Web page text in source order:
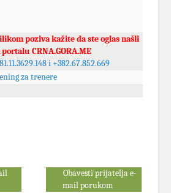
poziva kažite da ste oglas našli
portalu CRNA.GORA.ME
i +382.67.852.669
za trenere
Obavesti prijatelja e-
mail porukom